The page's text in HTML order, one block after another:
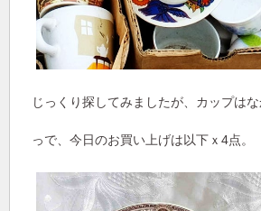
じっくり探してみましたが、カップは
っで、今日のお買い上げは以下ｘ4点。